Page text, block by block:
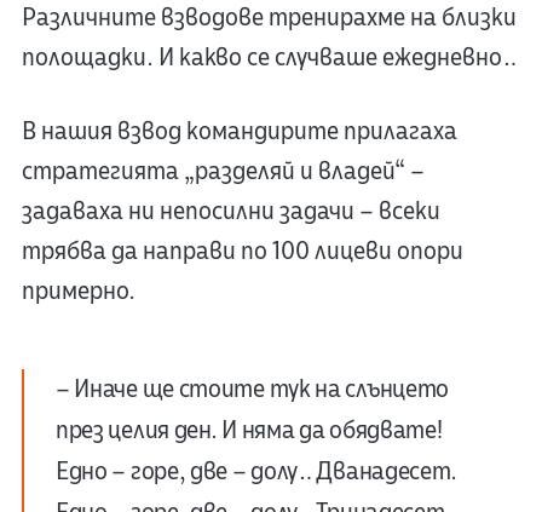
Различните взводове тренирахме на близки
полощадки. И какво се случваше ежедневно…
В нашия взвод командирите прилагаха
стратегията „разделяй и владей“ –
задаваха ни непосилни задачи – всеки
трябва да направи по 100 лицеви опори
примерно.
– Иначе ще стоите тук на слънцето
през целия ден. И няма да обядвате!
Едно – горе, две – долу… Дванадесет.